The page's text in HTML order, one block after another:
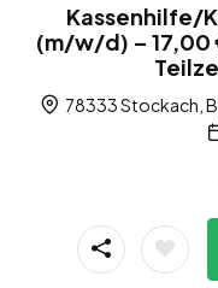
Kassenhilfe/
(m/w/d) –
78333 Stockach,